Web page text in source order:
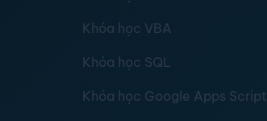
Khóa học VBA
Khóa học SQL
Khóa học Google Apps Script